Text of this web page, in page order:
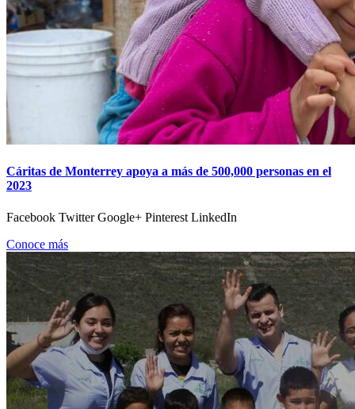
Cáritas de Monterrey apoya a más de 500,000 personas en el
2023
Facebook Twitter Google+ Pinterest LinkedIn
Conoce más